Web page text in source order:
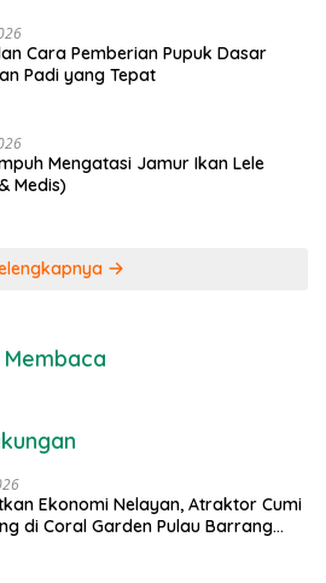
Cara Pemberian Pupuk Dasar
Padi yang Tepat
Mengatasi Jamur Ikan Lele
Medis)
Ekonomi Nelayan, Atraktor Cumi
di Coral Garden Pulau Barrang